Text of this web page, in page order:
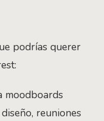
podrías querer
moodboards
reuniones